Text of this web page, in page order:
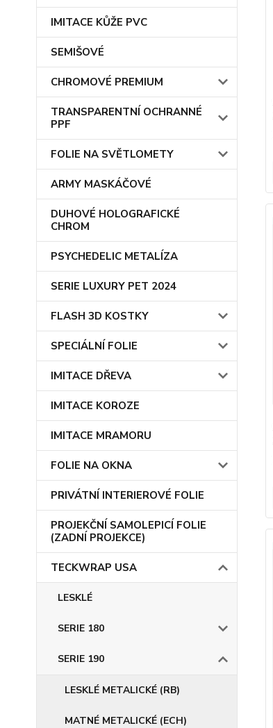
IMITACE KŮŽE PVC
SEMIŠOVÉ
CHROMOVÉ PREMIUM
TRANSPARENTNÍ OCHRANNÉ
PPF
FOLIE NA SVĚTLOMETY
ARMY MASKÁČOVÉ
DUHOVÉ HOLOGRAFICKÉ
CHROM
PSYCHEDELIC METALÍZA
SERIE LUXURY PET 2024
FLASH 3D KOSTKY
SPECIÁLNÍ FOLIE
IMITACE DŘEVA
IMITACE KOROZE
IMITACE MRAMORU
FOLIE NA OKNA
PRIVÁTNÍ INTERIEROVÉ FOLIE
PROJEKČNÍ SAMOLEPICÍ FOLIE
(ZADNÍ PROJEKCE)
TECKWRAP USA
LESKLÉ
SERIE 180
SERIE 190
LESKLÉ METALICKÉ (RB)
MATNÉ METALICKÉ (ECH)